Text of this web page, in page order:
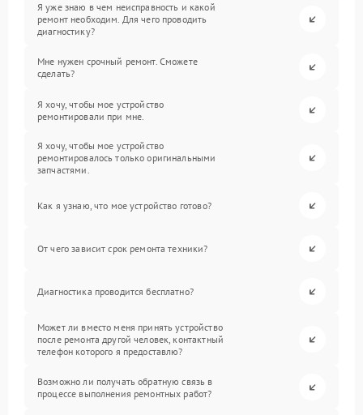
Я уже знаю в чем неисправность и какой
ремонт необходим. Для чего проводить
диагностику?
Мне нужен срочный ремонт. Сможете
сделать?
Я хочу, чтобы мое устройство
ремонтировали при мне.
Я хочу, чтобы мое устройство
ремонтировалось только оригинальными
запчастями.
Как я узнаю, что мое устройство готово?
От чего зависит срок ремонта техники?
Диагностика проводится бесплатно?
Может ли вместо меня принять устройство
после ремонта другой человек, контактный
телефон которого я предоставлю?
Возможно ли получать обратную связь в
процессе выполнения ремонтных работ?